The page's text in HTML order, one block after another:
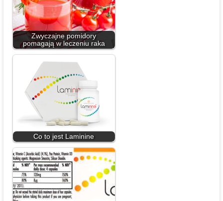
Zwyczajne pomidory
pomagają w leczeniu raka
Co to jest Laminine